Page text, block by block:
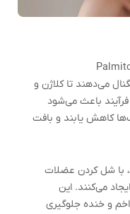
می‌دهند تا کلاژن و
باعث می‌شود
کاهش یابند و بافت
، با شل کردن عضلات
می‌کنند. این
و خنده جلوگیری